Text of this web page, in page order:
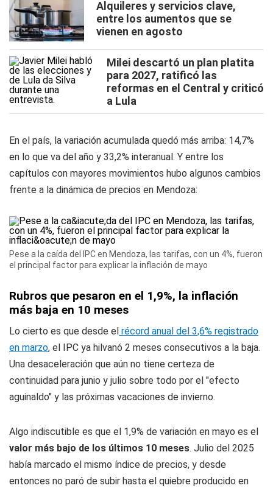
Alquileres y servicios clave,
entre los aumentos que se
vienen en agosto
Milei descartó un plan platita
para 2027, ratificó las
reformas en el Central y criticó
a Lula
En el país, la variación acumulada quedó más arriba: 14,7%
en lo que va del año y 33,2% interanual. Y entre los
capítulos con mayores movimientos hubo algunos cambios
frente a la dinámica de precios en Mendoza:
Pese a la caída del IPC en Mendoza, las tarifas, con un 4%, fueron
el principal factor para explicar la inflación de mayo
Rubros que pesaron en el 1,9%, la inflación
más baja en 10 meses
Lo cierto es que desde el récord anual del 3,6% registrado
en marzo, el IPC ya hilvanó 2 meses consecutivos a la baja.
Una desaceleración que aún no tiene certeza de
continuidad para junio y julio sobre todo por el "efecto
aguinaldo" y las próximas vacaciones de invierno.
Algo indiscutible es que el 1,9% de variación en mayo es el
valor más bajo de los últimos 10 meses. Julio del 2025
había marcado el mismo índice de precios, y desde
entonces no paró de subir hasta el quiebre producido en